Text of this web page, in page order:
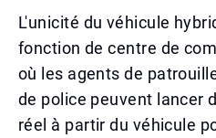
L'unicité du véhicule
fonction de centre de
où les agents de
de police peuvent lancer
réel à partir du véhicule